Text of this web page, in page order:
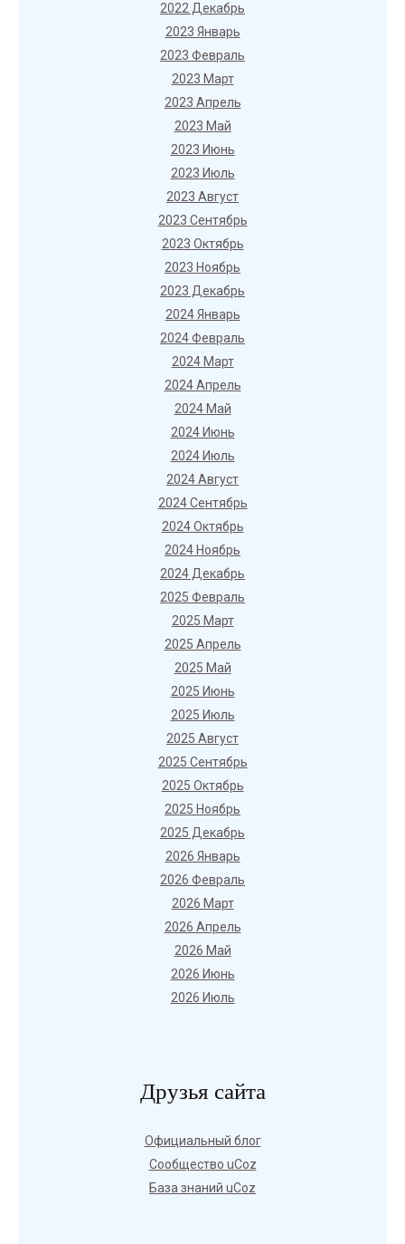
2022 Декабрь
2023 Январь
2023 Февраль
2023 Март
2023 Апрель
2023 Май
2023 Июнь
2023 Июль
2023 Август
2023 Сентябрь
2023 Октябрь
2023 Ноябрь
2023 Декабрь
2024 Январь
2024 Февраль
2024 Март
2024 Апрель
2024 Май
2024 Июнь
2024 Июль
2024 Август
2024 Сентябрь
2024 Октябрь
2024 Ноябрь
2024 Декабрь
2025 Февраль
2025 Март
2025 Апрель
2025 Май
2025 Июнь
2025 Июль
2025 Август
2025 Сентябрь
2025 Октябрь
2025 Ноябрь
2025 Декабрь
2026 Январь
2026 Февраль
2026 Март
2026 Апрель
2026 Май
2026 Июнь
2026 Июль
Друзья сайта
Официальный блог
Сообщество uCoz
База знаний uCoz